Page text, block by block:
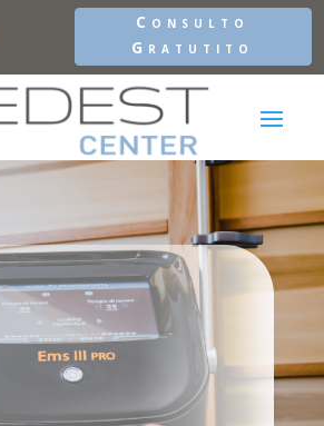
Consulto
Gratutito